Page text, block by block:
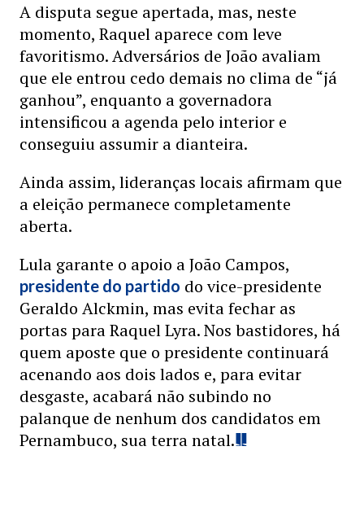
A disputa segue apertada, mas, neste
momento, Raquel aparece com leve
favoritismo. Adversários de João avaliam
que ele entrou cedo demais no clima de “já
ganhou”, enquanto a governadora
intensificou a agenda pelo interior e
conseguiu assumir a dianteira.
Ainda assim, lideranças locais afirmam que
a eleição permanece completamente
aberta.
Lula garante o apoio a João Campos,
presidente do partido do vice-presidente
Geraldo Alckmin, mas evita fechar as
portas para Raquel Lyra. Nos bastidores, há
quem aposte que o presidente continuará
acenando aos dois lados e, para evitar
desgaste, acabará não subindo no
palanque de nenhum dos candidatos em
Pernambuco, sua terra natal.